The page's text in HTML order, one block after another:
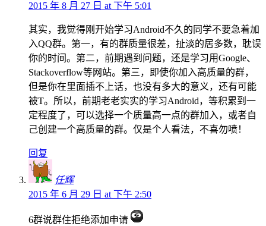
2015 年 8 月 27 日 at 下午 5:01
其实，我觉得刚开始学习Android不久的同学不要急着加
入QQ群。第一，有的群质量很差，扯淡的居多数，耽误
你的时间。第二，前期遇到问题，还是学习用Google、
Stackoverflow等网站。第三，即使你加入高质量的群，
但是你在里面插不上话，也没有多大的意义，还有可能
被T。所以，前期老老实实的学习Android，等积累到一
定程度了，可以选择一个质量高一点的群加入，或者自
己创建一个高质量的群。仅是个人看法，不喜勿喷！
回复
任辉
2015 年 6 月 29 日 at 下午 2:50
6群说群住拒绝添加申请